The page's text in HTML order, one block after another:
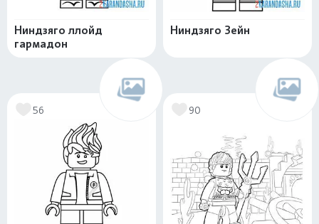
Ниндзяго ллойд
гармадон
Ниндзяго Зейн
56 90